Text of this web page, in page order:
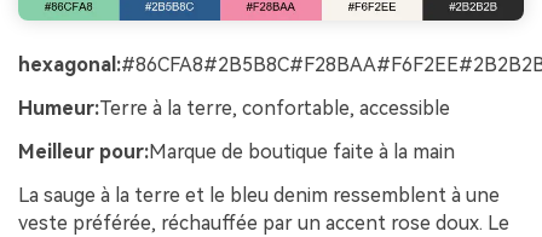
hexagonal:
Humeur:Terre à la terre, confortable, accessible
Meilleur pour:Marque de boutique faite à la main
La sauge à la terre et le bleu denim ressemblent à une
veste préférée, réchauffée par un accent rose doux. Le